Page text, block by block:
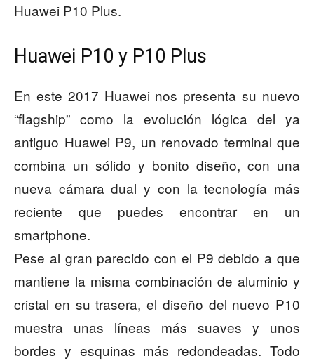
Huawei P10 Plus.
Huawei P10 y P10 Plus
En este 2017 Huawei nos presenta su nuevo
“flagship” como la evolución lógica del ya
antiguo Huawei P9, un renovado terminal que
combina un sólido y bonito diseño, con una
nueva cámara dual y con la tecnología más
reciente que puedes encontrar en un
smartphone.
Pese al gran parecido con el P9 debido a que
mantiene la misma combinación de aluminio y
cristal en su trasera, el diseño del nuevo P10
muestra unas líneas más suaves y unos
bordes y esquinas más redondeadas. Todo